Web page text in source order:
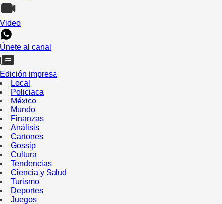
Video
Únete al canal
Edición impresa
Local
Policiaca
México
Mundo
Finanzas
Análisis
Cartones
Gossip
Cultura
Tendencias
Ciencia y Salud
Turismo
Deportes
Juegos